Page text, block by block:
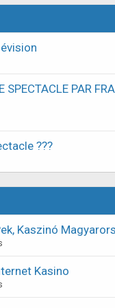
SPECTACLE PAR
???
Kaszinó
Kasino